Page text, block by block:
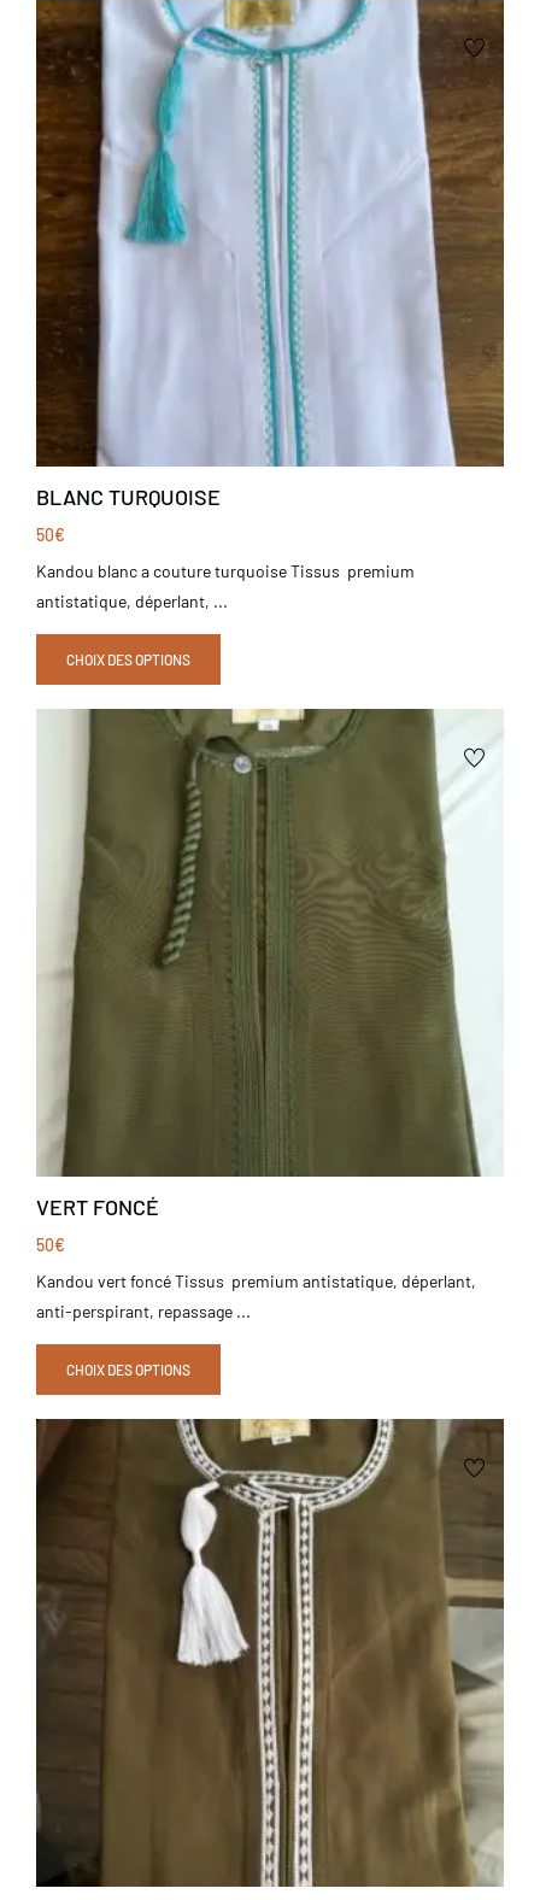
BLANC TURQUOISE
50€
Kandou blanc a couture turquoise Tissus premium
antistatique, déperlant, ...
CHOIX DES OPTIONS
VERT FONCÉ
50€
Kandou vert foncé Tissus premium antistatique, déperlant,
anti-perspirant, repassage ...
CHOIX DES OPTIONS